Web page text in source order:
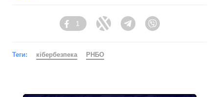
Facebook
1
Twitter Telegram
Теги: кібербезпека РНБО